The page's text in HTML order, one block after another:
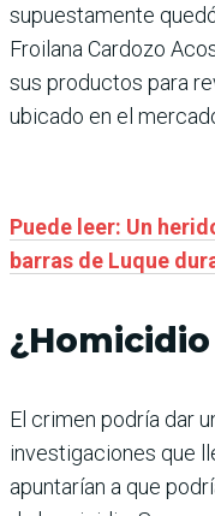
supuestamente
Froi­lana Cardozo
sus productos para
ubicado en el
Puede leer: Un
barras de Luque
El crimen podría dar
investigaciones que
apuntarían a que